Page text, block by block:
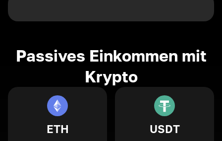
Passives Einkommen mit
Krypto
ETH USDT